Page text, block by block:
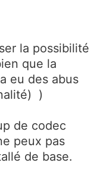
la possibilité
que la
eu des abus
)
de codec
peux pas
de base.